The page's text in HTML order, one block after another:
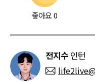
좋아요0
전지수 인턴